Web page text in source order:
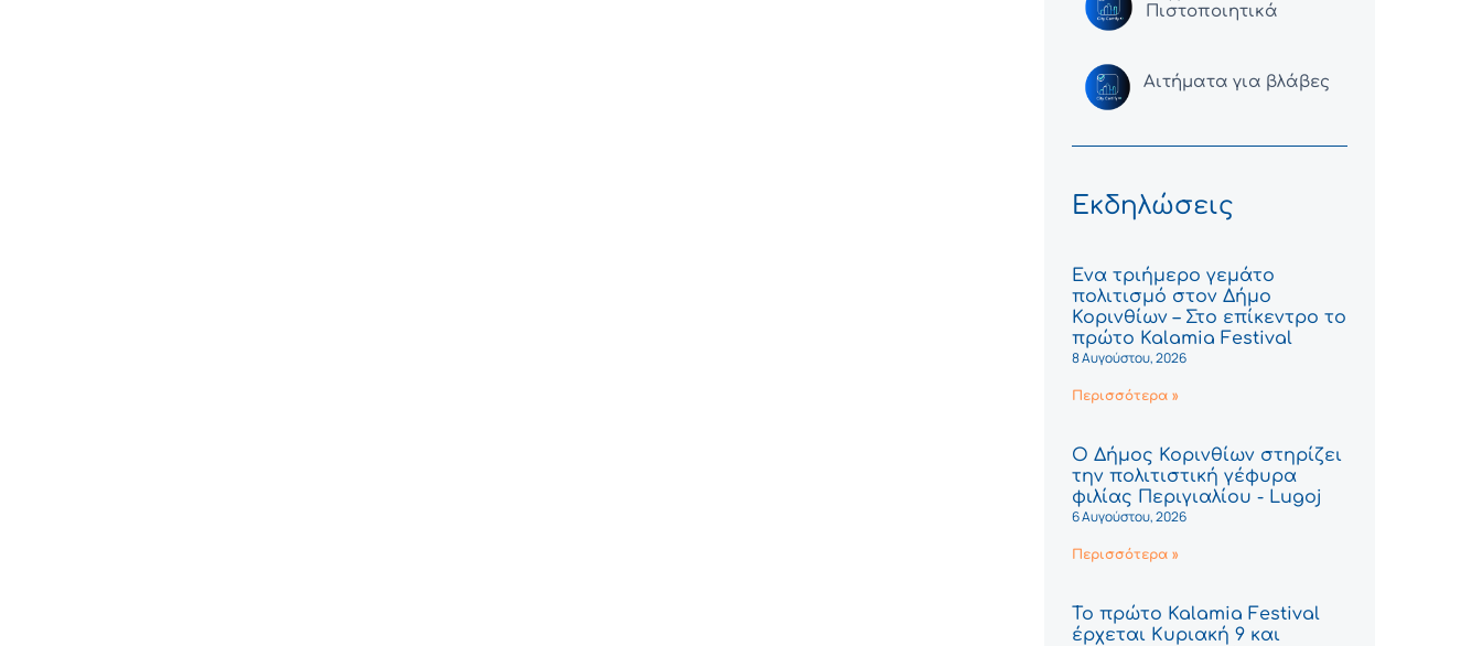
Πιστοποιητικά
Αιτήματα για βλάβες
Εκδηλώσεις
Ένα τριήμερο γεμάτο
πολιτισμό στον Δήμο
Κορινθίων – Στο επίκεντρο το
πρώτο Kalamia Festival
8 Αυγούστου, 2026
Περισσότερα »
Ο Δήμος Κορινθίων στηρίζει
την πολιτιστική γέφυρα
φιλίας Περιγιαλίου - Lugoj
6 Αυγούστου, 2026
Περισσότερα »
Το πρώτο Kalamia Festival
έρχεται Κυριακή 9 και